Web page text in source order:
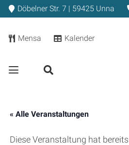
Döbelner Str. 7 | 59425 Unna
Mensa Kalender
« Alle Veranstaltungen
Diese Veranstaltung hat